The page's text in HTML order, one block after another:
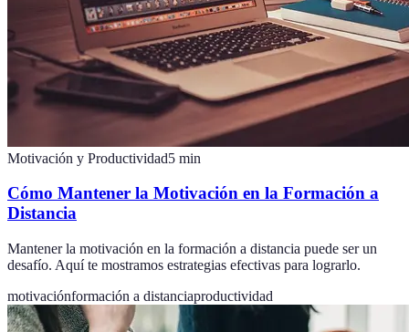
Motivación y Productividad5 min
Cómo Mantener la Motivación en la Formación a
Distancia
Mantener la motivación en la formación a distancia puede ser un
desafío. Aquí te mostramos estrategias efectivas para lograrlo.
motivaciónformación a distanciaproductividad